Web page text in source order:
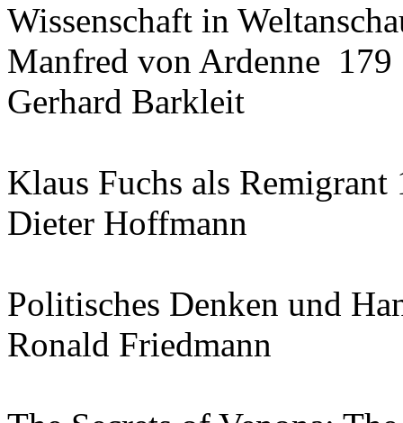
Wissenschaft in
Manfred von Ardenne 179
Gerhard Barkleit
Klaus Fuchs als Remigrant
Dieter Hoffmann
Politisches Denken und
Ronald Friedmann